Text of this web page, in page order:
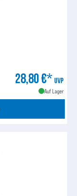
28,80 €* UVP
Auf Lager